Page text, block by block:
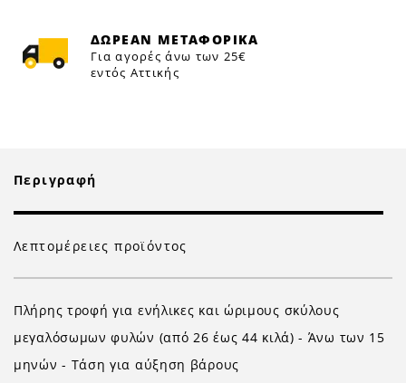
ΔΩΡΕΑΝ ΜΕΤΑΦΟΡΙΚΑ
Για αγορές άνω των 25€
εντός Αττικής
Περιγραφή
Λεπτομέρειες προϊόντος
Πλήρης τροφή για ενήλικες και ώριμους σκύλους
μεγαλόσωμων φυλών (από 26 έως 44 κιλά) - Άνω των 15
μηνών - Τάση για αύξηση βάρους